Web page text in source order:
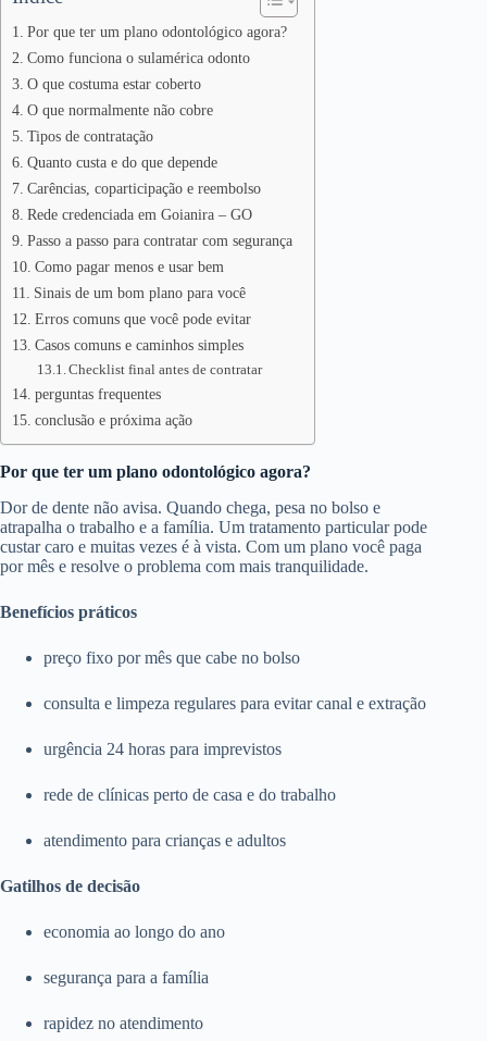
Por que ter um plano odontológico agora?
Como funciona o sulamérica odonto
O que costuma estar coberto
O que normalmente não cobre
Tipos de contratação
Quanto custa e do que depende
Carências, coparticipação e reembolso
Rede credenciada em Goianira – GO
Passo a passo para contratar com segurança
Como pagar menos e usar bem
Sinais de um bom plano para você
Erros comuns que você pode evitar
Casos comuns e caminhos simples
Checklist final antes de contratar
perguntas frequentes
conclusão e próxima ação
Por que ter um plano odontológico agora?
Dor de dente não avisa. Quando chega, pesa no bolso e
atrapalha o trabalho e a família. Um tratamento particular pode
custar caro e muitas vezes é à vista. Com um plano você paga
por mês e resolve o problema com mais tranquilidade.
Benefícios práticos
preço fixo por mês que cabe no bolso
consulta e limpeza regulares para evitar canal e extração
urgência 24 horas para imprevistos
rede de clínicas perto de casa e do trabalho
atendimento para crianças e adultos
Gatilhos de decisão
economia ao longo do ano
segurança para a família
rapidez no atendimento